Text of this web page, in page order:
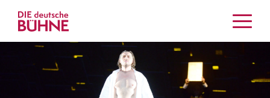
Kritiken
Schauspiel
Musiktheater